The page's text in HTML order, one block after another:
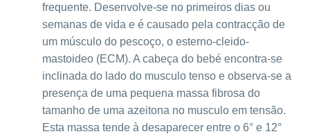
frequente. Desenvolve-se no primeiros dias ou
semanas de vida e é causado pela contracção de
um músculo do pescoço, o esterno-cleido-
mastoideo (ECM). A cabeça do bebé encontra-se
inclinada do lado do musculo tenso e observa-se a
presença de uma pequena massa fibrosa do
tamanho de uma azeitona no musculo em tensão.
Esta massa tende à desaparecer entre o 6° e 12°